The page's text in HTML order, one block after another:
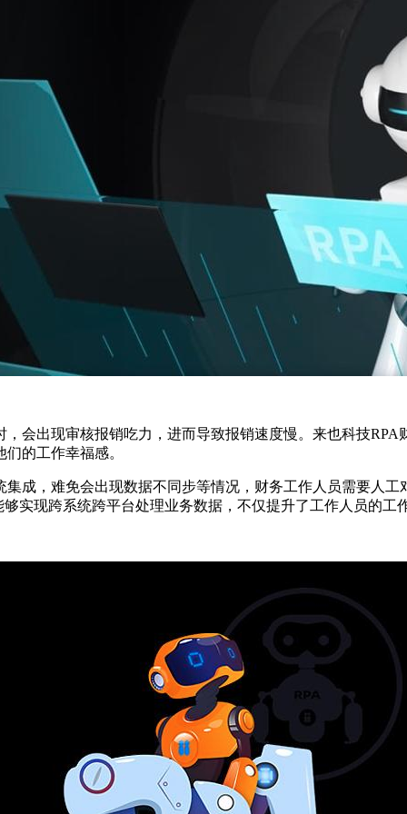
会出现审核报销吃力，进而导致报销速度慢。来也科技
的工作幸福感。
成，难免会出现数据不同步等情况，财务工作人员需要人
实现跨系统跨平台处理业务数据，不仅提升了工作人员的